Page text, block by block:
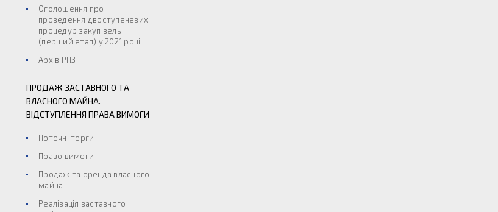
Оголошення про
проведення двоступеневих
процедур закупівель
(перший етап) у 2021 році
Архів РПЗ
ПРОДАЖ ЗАСТАВНОГО ТА
ВЛАСНОГО МАЙНА.
ВІДСТУПЛЕННЯ ПРАВА ВИМОГИ
Поточні торги
Право вимоги
Продаж та оренда власного
майна
Реалізація заставного